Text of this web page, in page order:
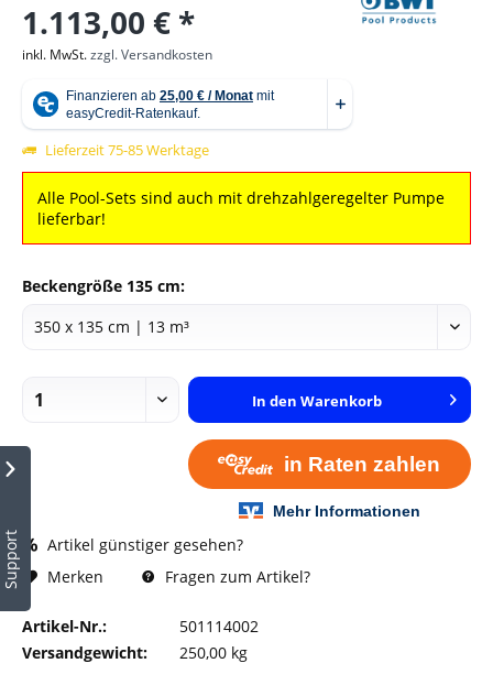
Support
1.113,00 € *
inkl. MwSt.zzgl. Versandkosten
Lieferzeit 75-85 Werktage
Alle Pool-Sets sind auch mit drehzahlgeregelter Pumpe
lieferbar!
Beckengröße 135 cm:
In den Warenkorb
Artikel günstiger gesehen?
Merken
Fragen zum Artikel?
Artikel-Nr.:
501114002
Versandgewicht:
250,00 kg